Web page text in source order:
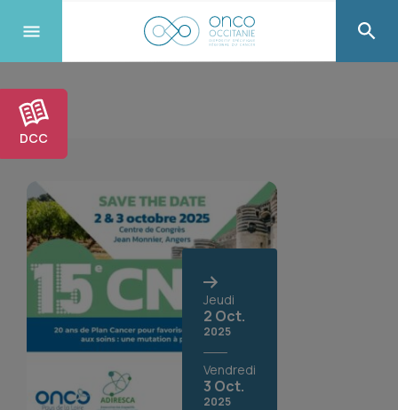
DCC
Jeudi
2 Oct.
2025
Vendredi
3 Oct.
2025